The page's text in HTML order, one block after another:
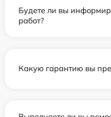
Будете ли вы
работ?
Какую гарантию вы